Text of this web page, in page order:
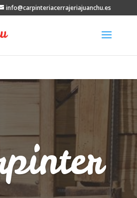
info@carpinteriacerrajeriajuanchu.es